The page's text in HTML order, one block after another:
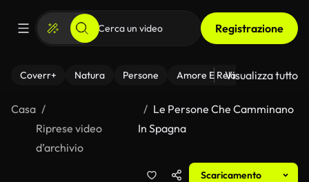
Registrazione
Coverr+ Natura Persone Amore E Relazioni Il
Visualizza tutto
Casa
Riprese video
d’archivio
Le Persone Che Camminano
In Spagna
Scaricamento